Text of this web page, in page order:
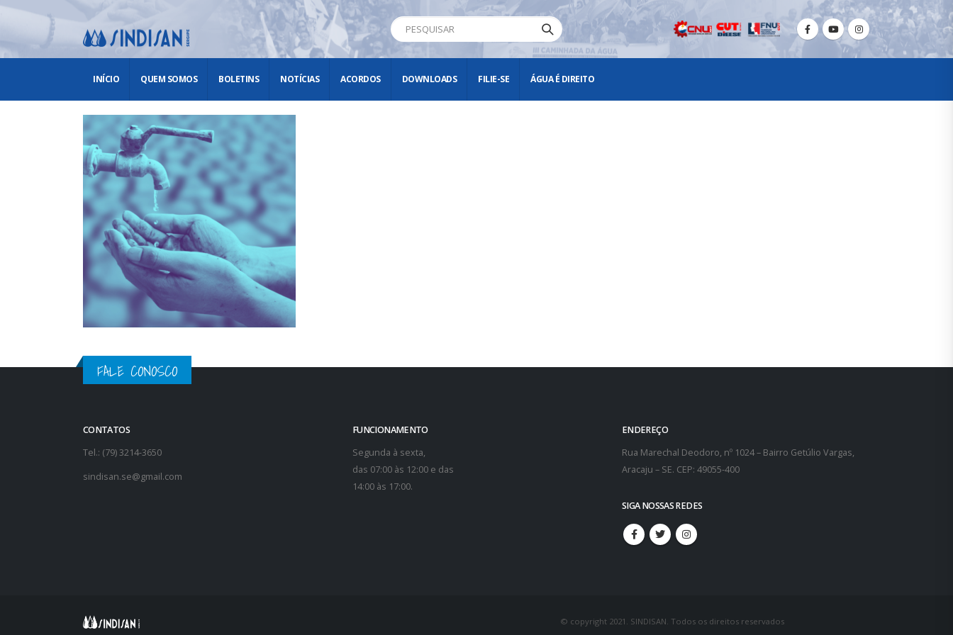
INÍCIO QUEM SOMOS BOLETINS NOTÍCIAS ACORDOS DOWNLOADS FILIE-SE ÁGUA É DIREITO
FALE CONOSCO
CONTATOS
Tel.: (79) 3214-3650
sindisan.se@gmail.com
FUNCIONAMENTO
Segunda à sexta,
das 07:00 às 12:00 e das
14:00 às 17:00.
ENDEREÇO
Rua Marechal Deodoro, nº 1024 – Bairro Getúlio Vargas,
Aracaju – SE. CEP: 49055-400
SIGA NOSSAS REDES
© copyright 2021. SINDISAN. Todos os direitos reservados